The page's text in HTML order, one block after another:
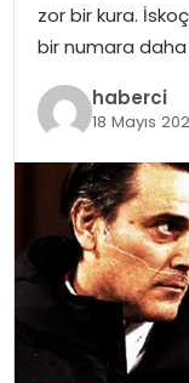
SPOR
TEKNOLOJI
zor bir kura.
bir numara daha
haberci
18 Mayıs